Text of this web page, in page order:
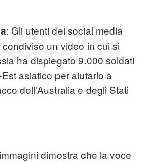
: Gli utenti dei social media
un video in cui si
ha dispiegato 9.000 soldati
asiatico per aiutarlo a
dell'Australia e degli Stati
dimostra che la voce